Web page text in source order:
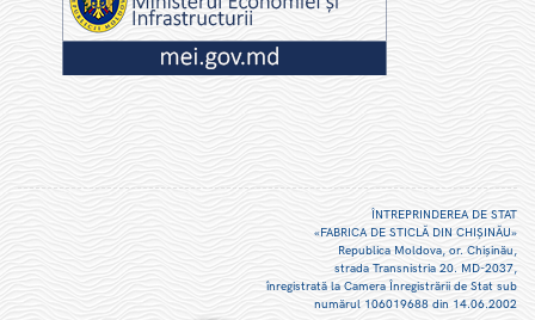
ÎNTREPRINDEREA DE STAT
«FABRICA DE STICLĂ DIN CHIŞINĂU»
Republica Moldova, or. Chişinău,
strada Transnistria 20. MD-2037,
înregistrată la Camera Înregistrării de Stat sub
numărul 106019688 din 14.06.2002